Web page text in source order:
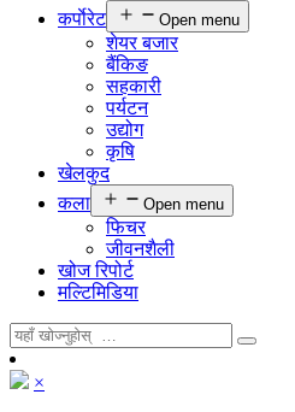
कर्पाेरेट
Open menu
शेयर बजार
बैंकिङ
सहकारी
पर्यटन
उद्योग
कृषि
खेलकुद
कला
Open menu
फिचर
जीवनशैली
खोज रिपोर्ट
मल्टिमिडिया
×